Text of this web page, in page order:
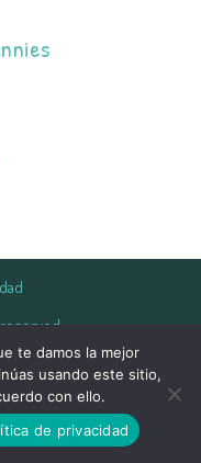
reserved
te damos la mejor
usando este sitio,
con ello.
de privacidad